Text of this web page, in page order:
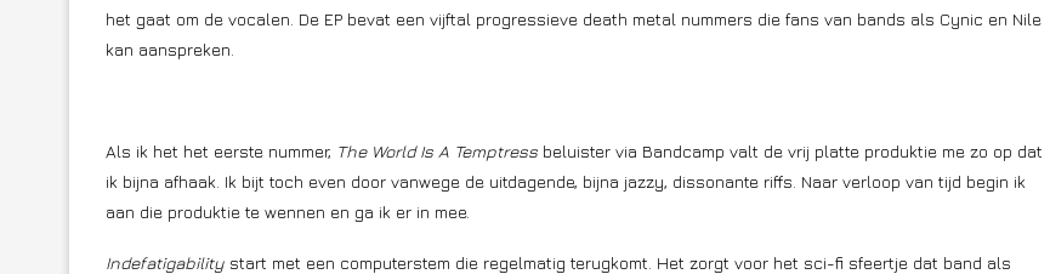
het gaat om de vocalen. De EP bevat een vijftal progressieve death metal nummers die fans van bands als Cynic en Nile
kan aanspreken.
Als ik het het eerste nummer, The World Is A Temptress beluister via Bandcamp valt de vrij platte produktie me zo op dat
ik bijna afhaak. Ik bijt toch even door vanwege de uitdagende, bijna jazzy, dissonante riffs. Naar verloop van tijd begin ik
aan die produktie te wennen en ga ik er in mee.
Indefatigability start met een computerstem die regelmatig terugkomt. Het zorgt voor het sci-fi sfeertje dat band als